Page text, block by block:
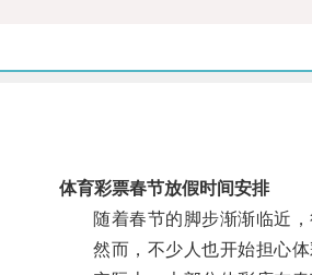
体育彩票春节放假时间安排
随着春节的脚步渐渐临近，
然而，不少人也开始担心体